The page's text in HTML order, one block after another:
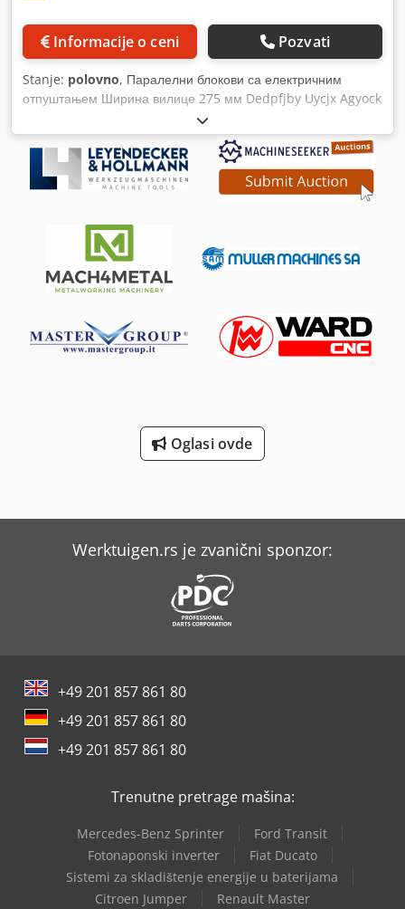
Informacije o ceni Pozvati
Stanje: polovno, Паралелни блокови са електричним
отпуштањем Ширина вилице 275 мм Dedpfjby Uycjx Agyock
Oglasi ovde
Werktuigen.rs je zvanični sponzor:
+49 201 857 861 80
+49 201 857 861 80
+49 201 857 861 80
Trenutne pretrage mašina:
Mercedes-Benz Sprinter
Ford Transit
Fotonaponski inverter
Fiat Ducato
Sistemi za skladištenje energije u baterijama
Citroen Jumper
Renault Master